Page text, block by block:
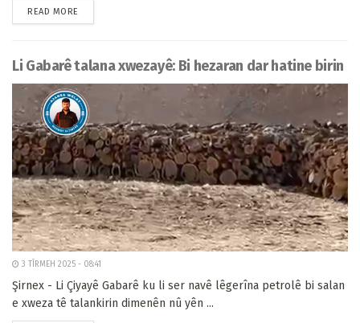
READ MORE
Li Gabarê talana xwezayê: Bi hezaran dar hatine birin
3 TÎRMEH 2025 - 08:41
Şirnex - Li Çiyayê Gabarê ku li ser navê lêgerîna petrolê bi salan
e xweza tê talankirin dimenên nû yên ...